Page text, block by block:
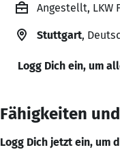
Angestellt, LKW
Stuttgart,
Logg Dich ein, um
Fähigkeiten
Logg Dich jetzt ein, um